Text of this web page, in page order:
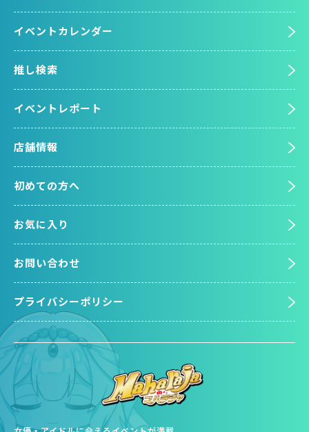
イベントカレンダー
推し検索
イベントレポート
店舗情報
初めての方へ
お気に入り
お問い合わせ
プライバシーポリシー